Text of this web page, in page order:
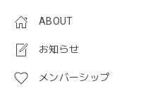
ABOUT
お知らせ
メンバーシップ